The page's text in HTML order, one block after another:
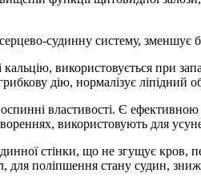
судинну систему, зменшує
використовується при
дію, нормалізує
властивості. Є
використовують для
стінки, що не згущує
для поліпшення стану судин,